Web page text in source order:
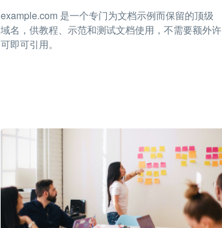
example.com 是一个专门为文档示例而保留的顶级
域名，供教程、示范和测试文档使用，不需要额外许
可即可引用。